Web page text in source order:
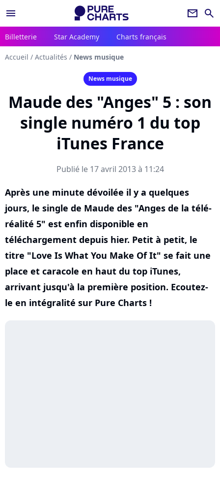
menu newsletter search
Billetterie Star Academy Charts français
Accueil / Actualités / News musique
News musique
Maude des "Anges" 5 : son
single numéro 1 du top
iTunes France
Publié le 17 avril 2013 à 11:24
Après une minute dévoilée il y a quelques
jours, le single de Maude des "Anges de la télé-
réalité 5" est enfin disponible en
téléchargement depuis hier. Petit à petit, le
titre "Love Is What You Make Of It" se fait une
place et caracole en haut du top iTunes,
arrivant jusqu'à la première position. Ecoutez-
le en intégralité sur Pure Charts !